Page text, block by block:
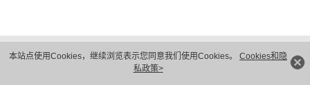
本站点使用Cookies，继续浏览表示您同意我们使用Cookies。 Cookies和隐
私政策>
隐私保护
法律声明